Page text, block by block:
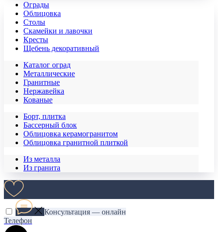
Ограды
Облицовка
Столы
Скамейки и лавочки
Кресты
Щебень декоративный
Каталог оград
Металлические
Гранитные
Нержавейка
Кованые
Борт, плитка
Бассерный блок
Облицовка керамогранитом
Облицовка гранитной плиткой
Из металла
Из гранита
Консультация — онлайн
Телефон